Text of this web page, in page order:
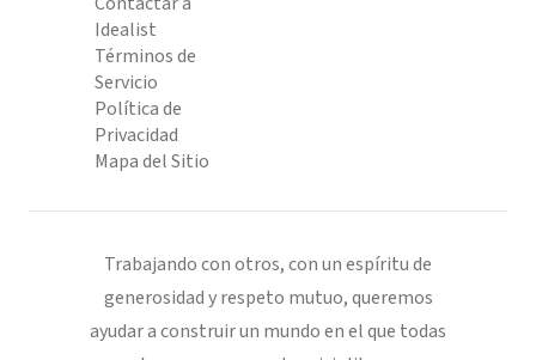
Idealist
Términos de
Servicio
Política de
Privacidad
Mapa del Sitio
Trabajando con otros, con un espíritu de
generosidad y respeto mutuo, queremos
ayudar a construir un mundo en el que todas